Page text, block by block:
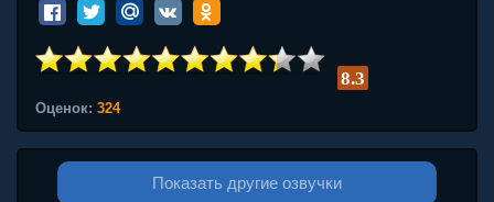
8.3
Оценок: 324
Показать другие озвучки